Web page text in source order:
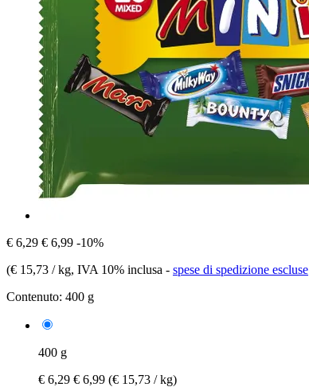
€ 6,29 € 6,99 -10%
(€ 15,73 / kg, IVA 10% inclusa - spese di spedizione escluse
Contenuto: 400 g
400 g
€ 6,29 € 6,99 (€ 15,73 / kg)